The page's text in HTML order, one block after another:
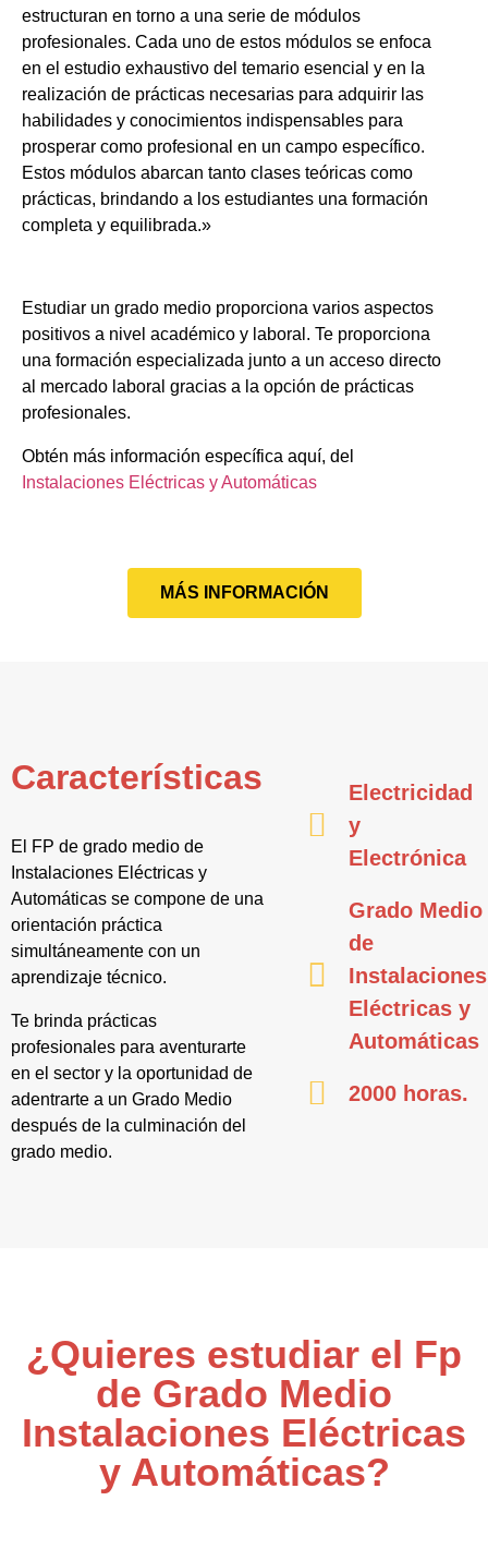
estructuran en torno a una serie de módulos
profesionales. Cada uno de estos módulos se enfoca
en el estudio exhaustivo del temario esencial y en la
realización de prácticas necesarias para adquirir las
habilidades y conocimientos indispensables para
prosperar como profesional en un campo específico.
Estos módulos abarcan tanto clases teóricas como
prácticas, brindando a los estudiantes una formación
completa y equilibrada.»
Estudiar un grado medio proporciona varios aspectos
positivos a nivel académico y laboral. Te proporciona
una formación especializada junto a un acceso directo
al mercado laboral gracias a la opción de prácticas
profesionales.
Obtén más información específica aquí, del
Instalaciones Eléctricas y Automáticas
MÁS INFORMACIÓN
Características
El FP de grado medio de
Instalaciones Eléctricas y
Automáticas se compone de una
orientación práctica
simultáneamente con un
aprendizaje técnico.
Te brinda prácticas
profesionales para aventurarte
en el sector y la oportunidad de
adentrarte a un Grado Medio
después de la culminación del
grado medio.
Electricidad
y
Electrónica
Grado Medio
de
Instalaciones
Eléctricas y
Automáticas
2000 horas.
¿Quieres estudiar el Fp
de Grado Medio
Instalaciones Eléctricas
y Automáticas?